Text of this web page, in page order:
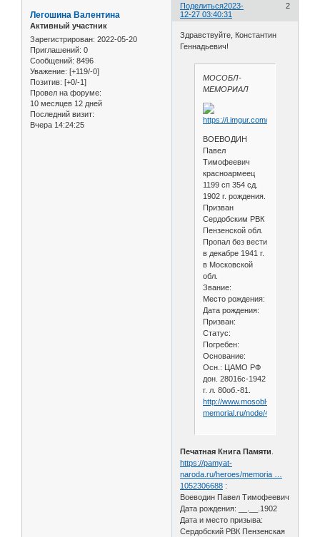
Поделиться 2
2023-
12-27 03:40:31
Легошина Валентина
Активный участник
Зарегистрирован: 2022-05-20
Приглашений: 0
Сообщений: 8496
Уважение: [+119/-0]
Позитив: [+0/-1]
Провел на форуме:
10 месяцев 12 дней
Последний визит:
Вчера 14:24:25
Здравствуйте, Константин
Геннадьевич!
МОСОБЛ-
МЕМОРИАЛ
ВОЕВОДИН
Павел
Тимофеевич
красноармеец
1199 сп 354 сд.
1902 г. рождения.
Призван
Сердобским РВК
Пензенской обл.
Пропал без вести
в декабре 1941 г.
в Московской
обл.
Звание:
Место рождения:
Дата рождения:
Призван:
Статус:
Погребен:
Основание:
Осн.: ЦАМО РФ
дон. 28016с-1942
г. л. 80об.-81.
http://www.mosobl-
memorial.ru/node/48171
Печатная Книга Памяти
https://pamyat-
naroda.ru/heroes/memoria …
1052306688 :
Воеводин Павел Тимофеевич
Дата рождения: __.__.1902
Дата и место призыва:
Сердобский РВК Пензенская